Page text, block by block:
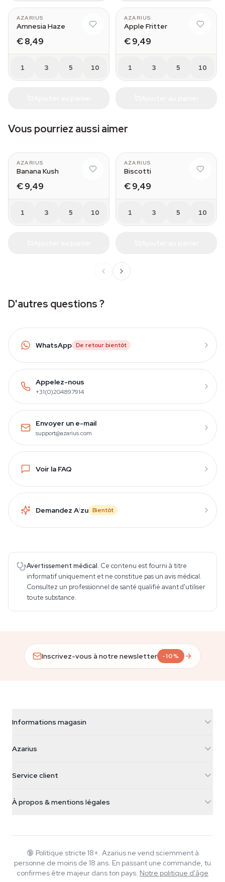
AZARIUS
Amnesia Haze
€ 8,49
1 3 5 10
AZARIUS
Apple Fritter
€ 9,49
1 3 5 10
Vous pourriez aussi aimer
AZARIUS
Banana Kush
€ 9,49
1 3 5 10
AZARIUS
Biscotti
€ 9,49
1 3 5 10
D'autres questions ?
WhatsApp De retour bientôt
Appelez-nous
+31(0)204897914
Envoyer un e-mail
support@azarius.com
Voir la FAQ
Demandez Aizu Bientôt
Avertissement médical. Ce contenu est fourni à titre
informatif uniquement et ne constitue pas un avis médical.
Consultez un professionnel de santé qualifié avant d'utiliser
toute substance.
Inscrivez-vous à notre newsletter -10%
Informations magasin
Galvaniweg 11
Nederland
+31(0)204897914
Azarius
Smokeshop
Service client
Politique de retour
Politique de confidentialité
À propos & mentions légales
Wiki
Musique
🔞 Politique stricte 18+. Azarius ne vend sciemment à
personne de moins de 18 ans. En passant une commande, tu
confirmes être majeur dans ton pays. Notre politique d'âge